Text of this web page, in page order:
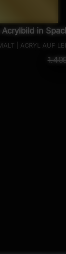
Acrylbild in
sehr modern
| ACRYL AUF